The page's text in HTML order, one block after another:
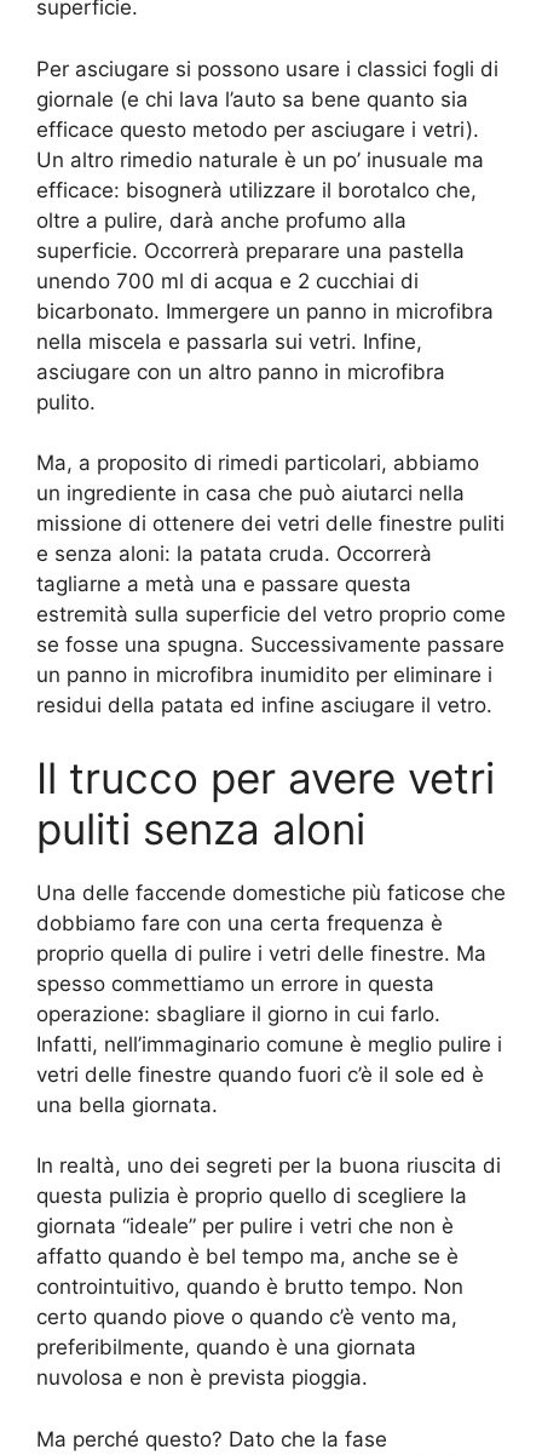
superficie.
Per asciugare si possono usare i classici fogli di
giornale (e chi lava l’auto sa bene quanto sia
efficace questo metodo per asciugare i vetri).
Un altro rimedio naturale è un po’ inusuale ma
efficace: bisognerà utilizzare il borotalco che,
oltre a pulire, darà anche profumo alla
superficie. Occorrerà preparare una pastella
unendo 700 ml di acqua e 2 cucchiai di
bicarbonato. Immergere un panno in microfibra
nella miscela e passarla sui vetri. Infine,
asciugare con un altro panno in microfibra
pulito.
Ma, a proposito di rimedi particolari, abbiamo
un ingrediente in casa che può aiutarci nella
missione di ottenere dei vetri delle finestre puliti
e senza aloni: la patata cruda. Occorrerà
tagliarne a metà una e passare questa
estremità sulla superficie del vetro proprio come
se fosse una spugna. Successivamente passare
un panno in microfibra inumidito per eliminare i
residui della patata ed infine asciugare il vetro.
Il trucco per avere vetri
puliti senza aloni
Una delle faccende domestiche più faticose che
dobbiamo fare con una certa frequenza è
proprio quella di pulire i vetri delle finestre. Ma
spesso commettiamo un errore in questa
operazione: sbagliare il giorno in cui farlo.
Infatti, nell’immaginario comune è meglio pulire i
vetri delle finestre quando fuori c’è il sole ed è
una bella giornata.
In realtà, uno dei segreti per la buona riuscita di
questa pulizia è proprio quello di scegliere la
giornata “ideale” per pulire i vetri che non è
affatto quando è bel tempo ma, anche se è
controintuitivo, quando è brutto tempo. Non
certo quando piove o quando c’è vento ma,
preferibilmente, quando è una giornata
nuvolosa e non è prevista pioggia.
Ma perché questo? Dato che la fase